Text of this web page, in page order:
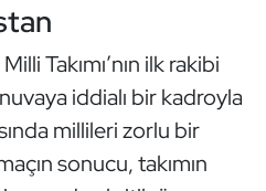
Takımı’nın ilk rakibi
iddialı bir kadroyla
millileri zorlu bir
sonucu, takımın